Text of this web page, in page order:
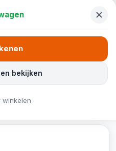
bekijken
winkelen